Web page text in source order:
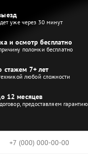
уже через 30 минут
и осмотр бесплатно
поломки бесплатно
стажем 7+ лет
любой сложности
12 месяцев
предоставляем гарантию